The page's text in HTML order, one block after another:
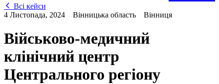
Всі кейси
4 Листопада, 2024
Вінницька область Вінниця
Військово-медичний
клінічний центр
Центрального регіону